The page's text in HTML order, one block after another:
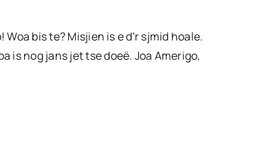
bis te? Misjien is e d'r sjmid hoale.
is nog jans jet tse doeë. Joa Amerigo,